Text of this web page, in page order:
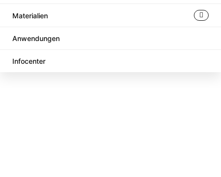
Materialien
Anwendungen
Infocenter